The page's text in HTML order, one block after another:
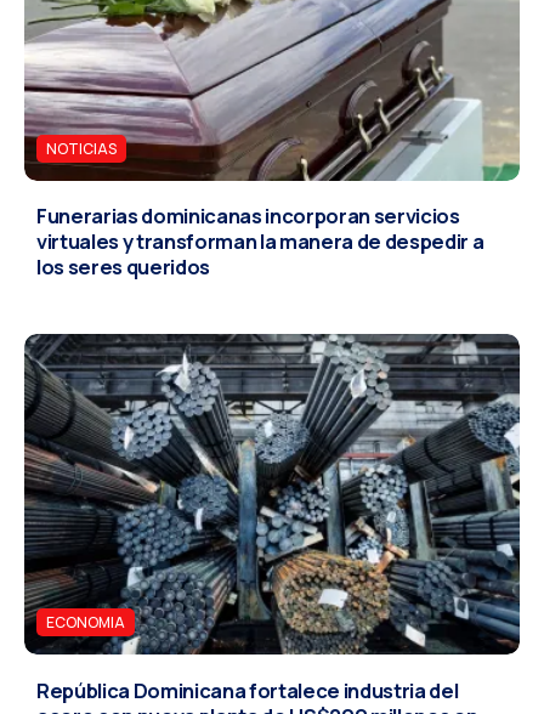
NOTICIAS
Funerarias dominicanas incorporan servicios
virtuales y transforman la manera de despedir a
los seres queridos
ECONOMIA
República Dominicana fortalece industria del